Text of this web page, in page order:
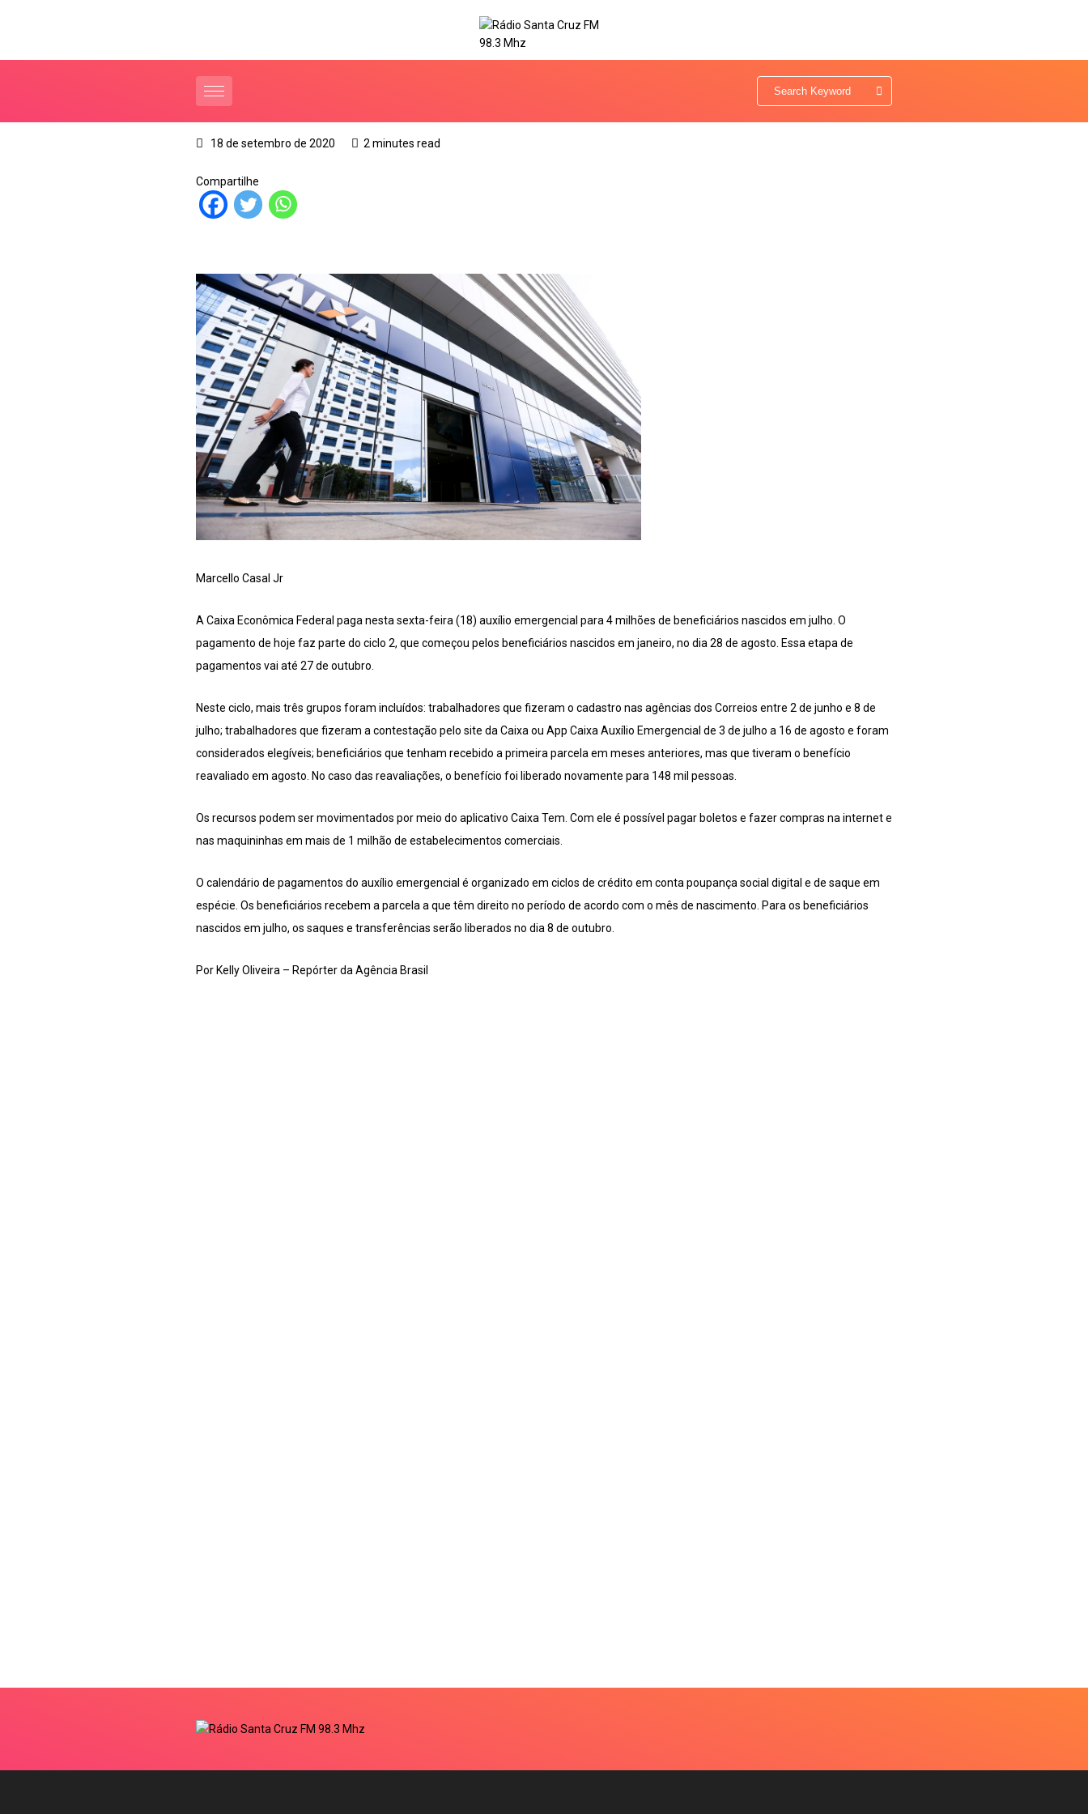
18 de setembro de 2020 2 minutes read
Compartilhe
Marcello Casal Jr
A Caixa Econômica Federal paga nesta sexta-feira (18) auxílio emergencial para 4 milhões de beneficiários nascidos em julho. O
pagamento de hoje faz parte do ciclo 2, que começou pelos beneficiários nascidos em janeiro, no dia 28 de agosto. Essa etapa de
pagamentos vai até 27 de outubro.
Neste ciclo, mais três grupos foram incluídos: trabalhadores que fizeram o cadastro nas agências dos Correios entre 2 de junho e 8 de
julho; trabalhadores que fizeram a contestação pelo site da Caixa ou App Caixa Auxílio Emergencial de 3 de julho a 16 de agosto e foram
considerados elegíveis; beneficiários que tenham recebido a primeira parcela em meses anteriores, mas que tiveram o benefício
reavaliado em agosto. No caso das reavaliações, o benefício foi liberado novamente para 148 mil pessoas.
Os recursos podem ser movimentados por meio do aplicativo Caixa Tem. Com ele é possível pagar boletos e fazer compras na internet e
nas maquininhas em mais de 1 milhão de estabelecimentos comerciais.
O calendário de pagamentos do auxílio emergencial é organizado em ciclos de crédito em conta poupança social digital e de saque em
espécie. Os beneficiários recebem a parcela a que têm direito no período de acordo com o mês de nascimento. Para os beneficiários
nascidos em julho, os saques e transferências serão liberados no dia 8 de outubro.
Por Kelly Oliveira – Repórter da Agência Brasil